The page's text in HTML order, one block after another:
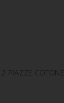
PIAZZE COTONE